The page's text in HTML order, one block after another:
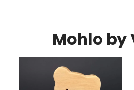
Mohlo by